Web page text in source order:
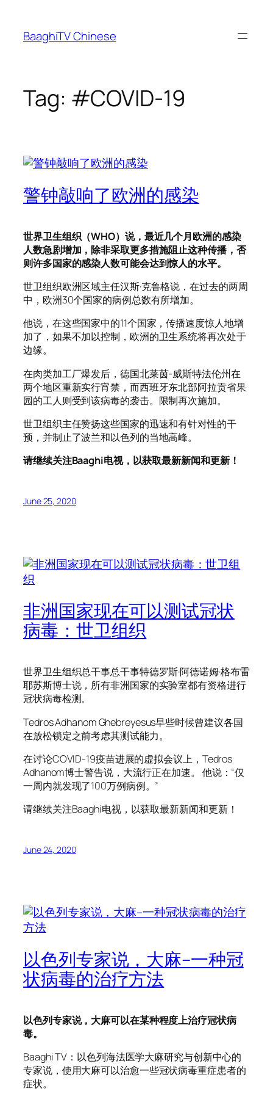
content
BaaghiTV Chinese
Tag: #COVID-19
警钟敲响了欧洲的感染
世界卫生组织（WHO）说，最近几个月欧洲的感染
人数急剧增加，除非采取更多措施阻止这种传播，否
则许多国家的感染人数可能会达到惊人的水平。
世卫组织欧洲区域主任汉斯·克鲁格说，在过去的两周
中，欧洲30个国家的病例总数有所增加。
他说，在这些国家中的11个国家，传播速度惊人地增
加了，如果不加以控制，欧洲的卫生系统将再次处于
边缘。
在肉类加工厂爆发后，德国北莱茵-威斯特法伦州在
两个地区重新实行宵禁，而西班牙东北部阿拉贡省果
园的工人则受到该病毒的袭击。限制再次施加。
世卫组织主任赞扬这些国家的迅速和有针对性的干
预，并制止了波兰和以色列的当地高峰。
请继续关注Baaghi电视，以获取最新新闻和更新！
June 25, 2020
非洲国家现在可以测试冠状
病毒：世卫组织
世界卫生组织总干事总干事特德罗斯·阿德诺姆·格布雷
耶苏斯博士说，所有非洲国家的实验室都有资格进行
冠状病毒检测。
Tedros Adhanom Ghebreyesus早些时候曾建议各国
在放松锁定之前考虑其测试能力。
在讨论COVID-19疫苗进展的虚拟会议上，Tedros
Adhanom博士警告说，大流行正在加速。 他说：“仅
一周内就发现了100万例病例。”
请继续关注Baaghi电视，以获取最新新闻和更新！
June 24, 2020
以色列专家说，大麻–一种冠
状病毒的治疗方法
以色列专家说，大麻可以在某种程度上治疗冠状病
毒。
Baaghi TV：以色列海法医学大麻研究与创新中心的
专家说，使用大麻可以治愈一些冠状病毒重症患者的
症状。